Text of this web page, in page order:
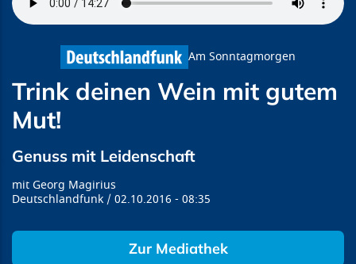
Am Sonntagmorgen
Trink deinen Wein mit gutem
Mut!
Genuss mit Leidenschaft
Georg Magirius
Deutschlandfunk
02.10.2016 08:35
Zur Mediathek